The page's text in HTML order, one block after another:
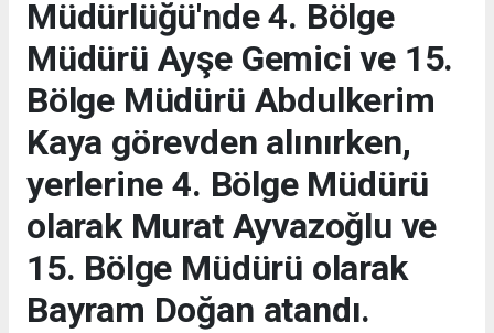
Müdürlüğü'nde 4. Bölge
Müdürü Ayşe Gemici ve 15.
Bölge Müdürü Abdulkerim
Kaya görevden alınırken,
yerlerine 4. Bölge Müdürü
olarak Murat Ayvazoğlu ve
15. Bölge Müdürü olarak
Bayram Doğan atandı.